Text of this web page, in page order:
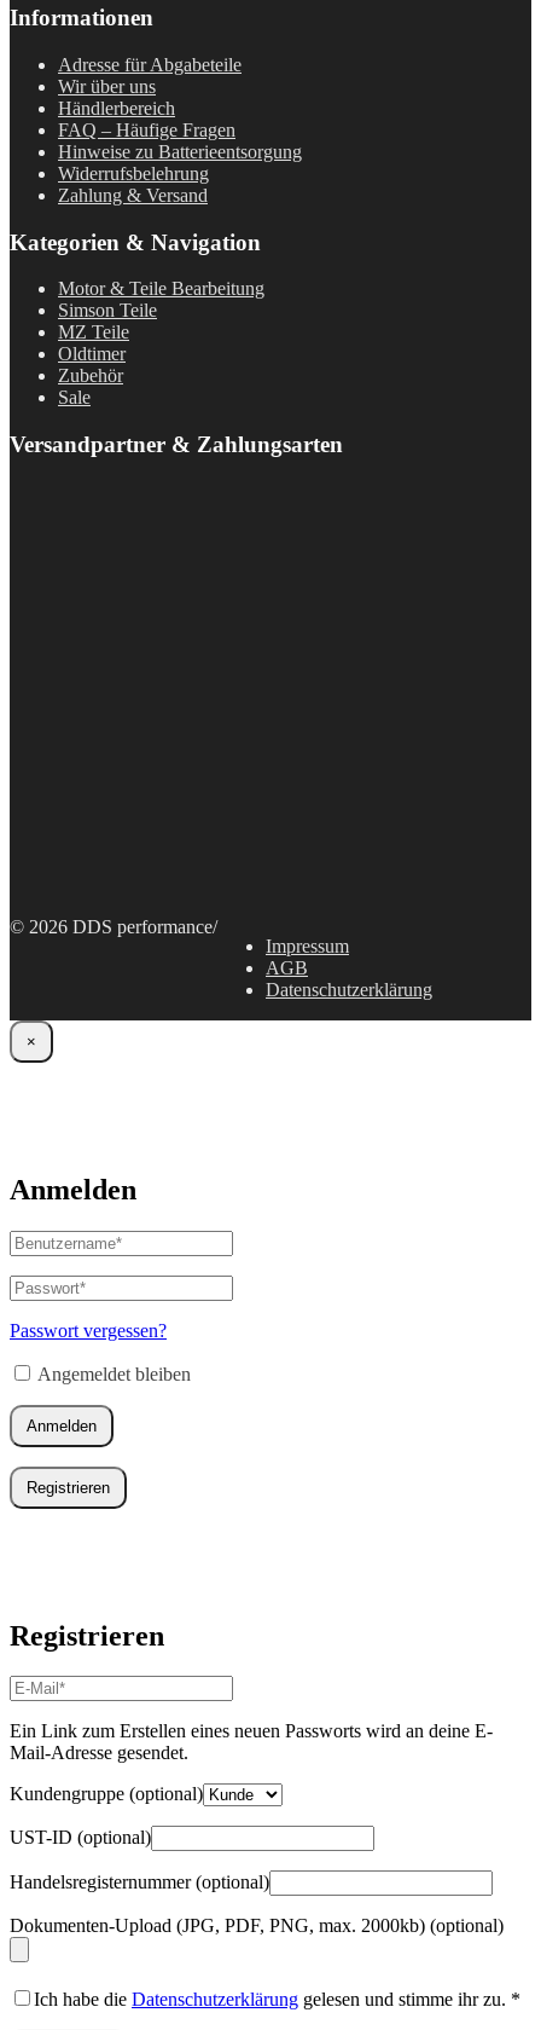
Informationen
Adresse für Abgabeteile
Wir über uns
Händlerbereich
FAQ – Häufige Fragen
Hinweise zu Batterieentsorgung
Widerrufsbelehrung
Zahlung & Versand
Kategorien & Navigation
Motor & Teile Bearbeitung
Simson Teile
MZ Teile
Oldtimer
Zubehör
Sale
Versandpartner & Zahlungsarten
© 2026 DDS performance/
Impressum
AGB
Datenschutzerklärung
×
Anmelden
Benutzername
oder
E-
Mail-
Adresse*
Passwort*
Erforderlich
Passwort vergessen?
Angemeldet bleiben
Anmelden
Registrieren
Registrieren
E-
Mail-
Adresse*
Erforderlich
Ein Link zum Erstellen eines neuen Passworts wird an deine E-
Mail-Adresse gesendet.
Kundengruppe (optional)
UST-ID (optional)
Handelsregisternummer(optional)
Dokumenten-Upload (JPG, PDF, PNG, max. 2000kb) (optional)
Ich habe die Datenschutzerklärung gelesen und stimme ihr zu. *